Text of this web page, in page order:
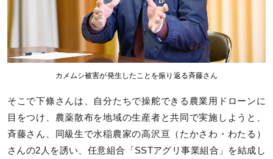
カメムシ被害が発生したことを振り返る斉藤さん
そこで下條さんは、自分たちで操舵できる農業用ドローンに
目をつけ、農薬散布を地域の生産者と共同で実施しようと、
斉藤さん、同級生で水稲農家の高沢亘（たかさわ・わたる）
さんの2人を誘い、任意組合「SSTアグリ事業組合」を結成し